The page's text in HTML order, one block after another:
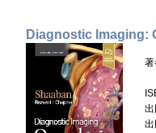
Diagnostic Imaging:
出